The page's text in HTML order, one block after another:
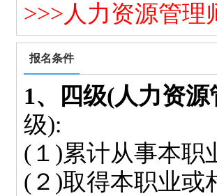
>>>人力资源管理
报名条件
1、四级(人力资源
级):
(１)累计从事本职
(２)取得本职业或